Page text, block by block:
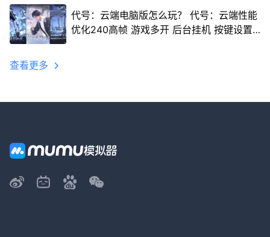
代号：云端电脑版怎么玩？ 代号：云端性能
优化240高帧 游戏多开 后台挂机 按键设置
查看更多